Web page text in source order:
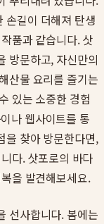
손길이 더해져 탄생
품과 같습니다. 삿
방문하고, 자신만의
산물 요리를 즐기는
있는 소중한 경험
나 웹사이트를 통
을 찾아 방문한다면,
다. 삿포로의 바다
을 발견해보세요.
선사합니다. 봄에는